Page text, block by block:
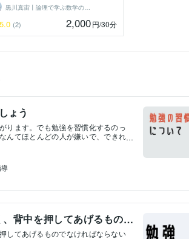
黒川真宙丨論理で学ぶ数学の個別指導
5.0 (2) 2,000円/30分
ょう
ります。でも勉強を習慣化するのっ
んてほとんどの人が嫌いで、できれ
人でさえも難しいことだと思いま
かってはいるんですけどね、思えば
しまうんですよね。私が今まで個
さんにお話を聞いても、「学習習慣
かってはいるけどできない」という
強しなきゃ」って思えば思うほどで
とをやめましょうということです。
い。イスに座って問題集を開こう別
背中を押してあげるもの
してあげるものでなければならない